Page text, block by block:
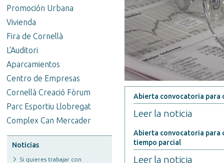
Promoción Urbana
Vivienda
Fira de Cornellà
L'Auditori
Aparcamientos
Centro de Empresas
Cornellà Creació Fòrum
Parc Esportiu Llobregat
Complex Can Mercader
Noticias
Si quieres trabajar con
Abierta convocatoria para
Leer la noticia
Abierta convocatoria para
tiempo parcial
Leer la noticia